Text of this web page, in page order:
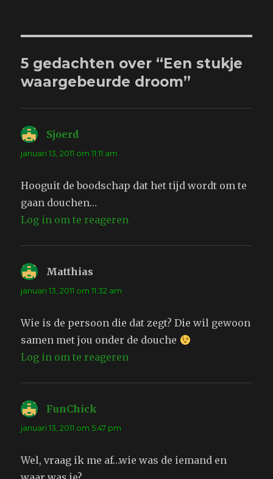
5 gedachten over “Een stukje
waargebeurde droom”
Sjoerd
januari 13, 2011 om 11:11 am
Hooguit de boodschap dat het tijd wordt om te
gaan douchen…
Log in om te reageren
Matthias
januari 13, 2011 om 11:32 am
Wie is de persoon die dat zegt? Die wil gewoon
samen met jou onder de douche
Log in om te reageren
FunChick
januari 13, 2011 om 5:47 pm
Wel, vraag ik me af…wie was de iemand en